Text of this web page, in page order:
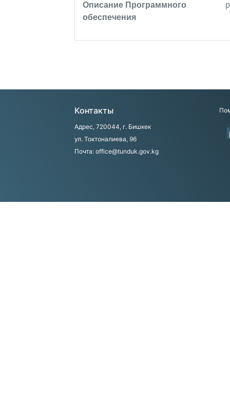
Описание Программного
обеспечения
Контакты
Адрес, 720044, г. Бишкек
ул. Токтоналиева, 96
Почта: office@tunduk.gov.kg